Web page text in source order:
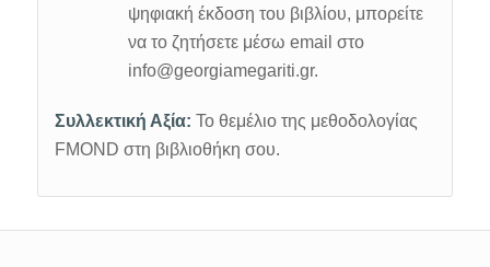
ψηφιακή έκδοση του βιβλίου, μπορείτε
να το ζητήσετε μέσω email στο
info@georgiamegariti.gr.
Συλλεκτική Αξία: Το θεμέλιο της μεθοδολογίας
FMOND στη βιβλιοθήκη σου.